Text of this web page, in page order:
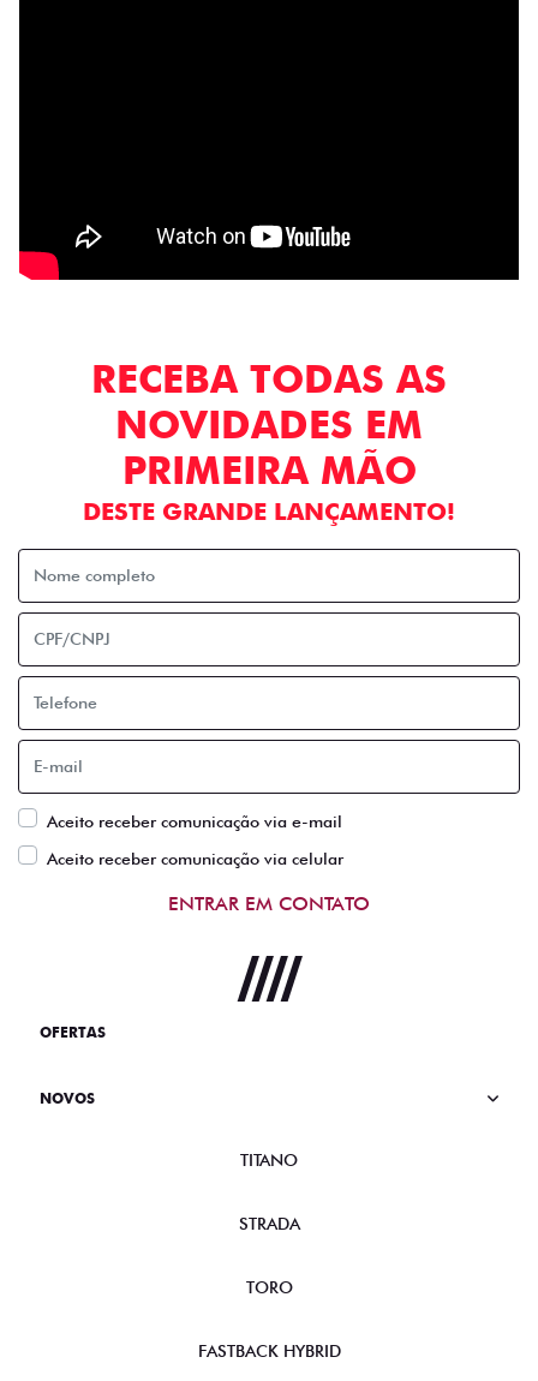
RECEBA TODAS AS
NOVIDADES EM
PRIMEIRA MÃO
DESTE GRANDE LANÇAMENTO!
Aceito receber comunicação via e-mail
Aceito receber comunicação via celular
ENTRAR EM CONTATO
OFERTAS
NOVOS
TITANO
STRADA
TORO
FASTBACK HYBRID